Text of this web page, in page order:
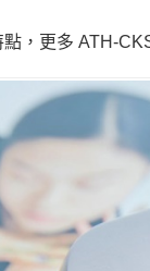
，更多 ATH-